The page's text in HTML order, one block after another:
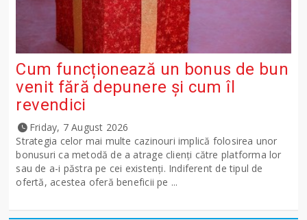
Cum funcționează un bonus de bun
venit fără depunere și cum îl
revendici
Friday, 7 August 2026
Strategia celor mai multe cazinouri implică folosirea unor
bonusuri ca metodă de a atrage clienți către platforma lor
sau de a-i păstra pe cei existenți. Indiferent de tipul de
ofertă, acestea oferă beneficii pe ...